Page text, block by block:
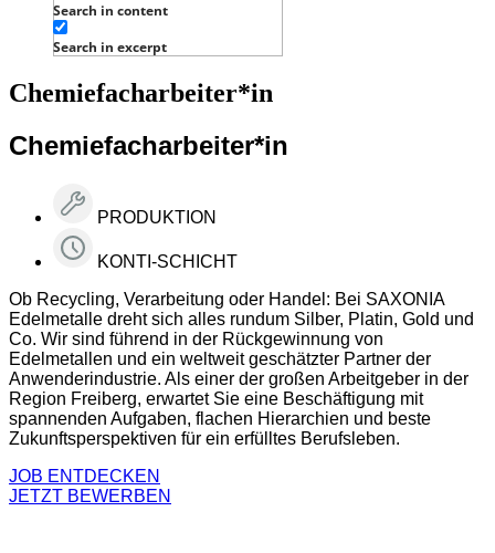
Search in content
Search in excerpt
Chemiefacharbeiter*in
Chemiefacharbeiter*in
PRODUKTION
KONTI-SCHICHT
Ob Recycling, Verarbeitung oder Handel: Bei SAXONIA
Edelmetalle dreht sich alles rundum Silber, Platin, Gold und
Co. Wir sind führend in der Rückgewinnung von
Edelmetallen und ein weltweit geschätzter Partner der
Anwenderindustrie. Als einer der großen Arbeitgeber in der
Region Freiberg, erwartet Sie eine Beschäftigung mit
spannenden Aufgaben, flachen Hierarchien und beste
Zukunftsperspektiven für ein erfülltes Berufsleben.
JOB ENTDECKEN
JETZT BEWERBEN